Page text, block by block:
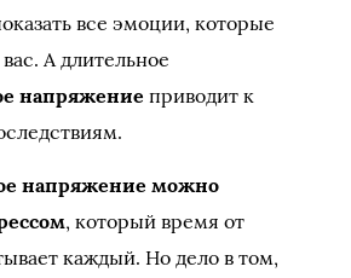
все эмоции, которые
А длительное
напряжение приводит к
напряжение можно
, который время от
каждый. Но дело в том,